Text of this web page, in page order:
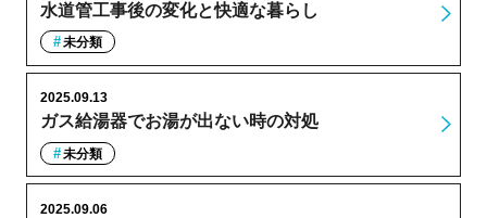
水道管工事後の変化と快適な暮らし
未分類
ガス給湯器でお湯が出ない時の対処
2025.09.13
未分類
2025.09.06